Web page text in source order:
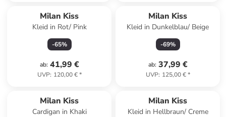
Milan Kiss
Kleid in Rot/ Pink
-65%
ab: 41,99 €
UVP: 120,00 €*
Milan Kiss
Kleid in Dunkelblau/ Beige
-69%
ab: 37,99 €
UVP: 125,00 €*
Milan Kiss
Cardigan in Khaki
Milan Kiss
Kleid in Hellbraun/ Creme